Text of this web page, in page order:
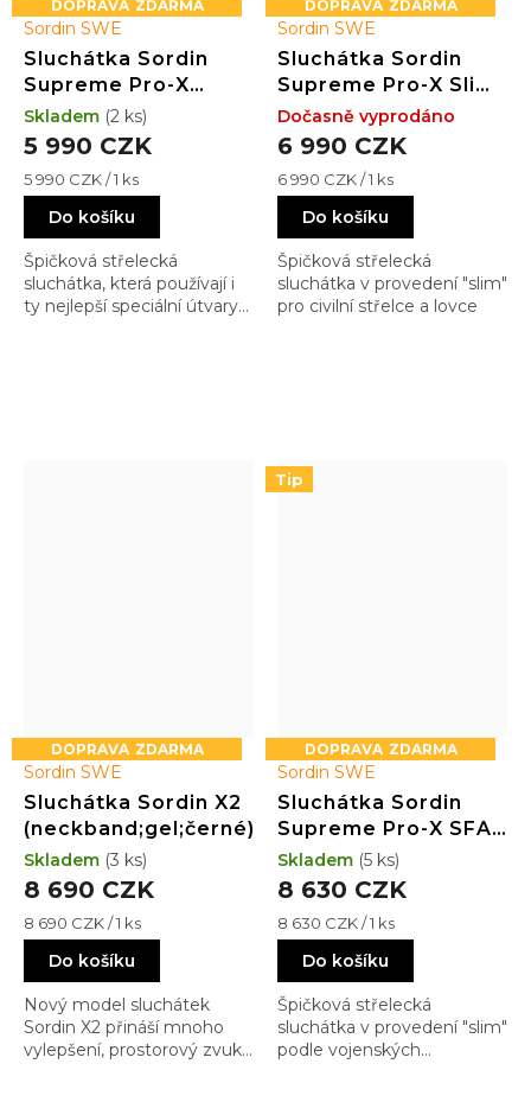
ZDARMA
Sordin SWE
Sluchátka Sordin
Supreme Pro-X
(kůže;PVC;zelené)
5 990 CZK
Měrná
cena:
5 990 CZK / 1 ks
Do košíku
Špičková střelecká
sluchátka, která používají i
ty nejlepší speciální útvary
Skladem (2 ks)
ZDARMA
Sordin SWE
Sluchátka Sordin
Supreme Pro-X Slim
(kůže;PVC;černé)
6 990 CZK
Měrná
cena:
6 990 CZK / 1 ks
Do košíku
Špičková střelecká
sluchátka v provedení "slim"
pro civilní střelce a lovce
Dočasně vyprodáno
ZDARMA
Sordin SWE
Sluchátka Sordin X2
(neckband;gel;černé)
8 690 CZK
Měrná
cena:
8 690 CZK / 1 ks
Do košíku
Nový model sluchátek
Sordin X2 přináší mnoho
vylepšení, prostorový zvuk,
Skladem (3 ks)
Tip
ZDARMA
Sordin SWE
Sluchátka Sordin
Supreme Pro-X SFA
(kůže;PVC;černé)
8 630 CZK
Měrná
cena:
8 630 CZK / 1 ks
Do košíku
Špičková střelecká
sluchátka v provedení "slim"
podle vojenských
Skladem (5 ks)